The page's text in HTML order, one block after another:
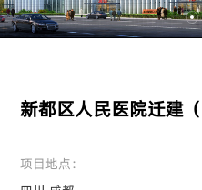
新都区人民医院迁建（
项目地点：